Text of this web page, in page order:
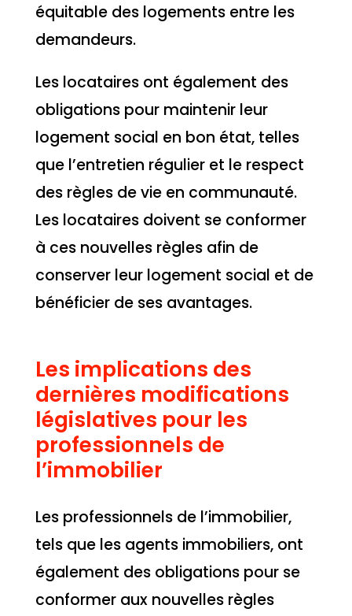
équitable des logements entre les
demandeurs.
Les locataires ont également des
obligations pour maintenir leur
logement social en bon état, telles
que l’entretien régulier et le respect
des règles de vie en communauté.
Les locataires doivent se conformer
à ces nouvelles règles afin de
conserver leur logement social et de
bénéficier de ses avantages.
Les implications des
dernières modifications
législatives pour les
professionnels de
l’immobilier
Les professionnels de l’immobilier,
tels que les agents immobiliers, ont
également des obligations pour se
conformer aux nouvelles règles